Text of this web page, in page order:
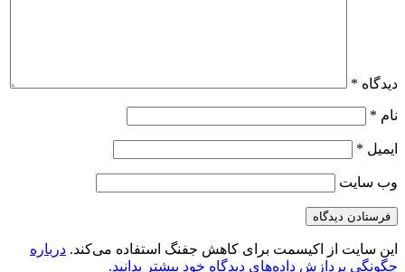
دیدگاه *
نام *
ایمیل *
وب‌ سایت
این سایت از اکیسمت برای کاهش جفنگ استفاده می‌کند. درباره
چگونگی پردازش داده‌های دیدگاه خود بیشتر بدانید.